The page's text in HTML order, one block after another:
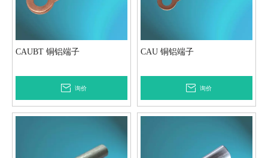
CAUBT 铜铝端子
询价
CAU 铜铝端子
询价